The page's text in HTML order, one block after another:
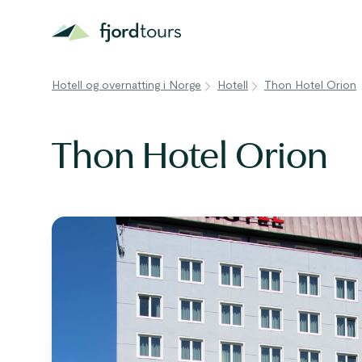
Hotell og overnatting i Norge Hotell Thon Hotel Orion
Thon Hotel Orion